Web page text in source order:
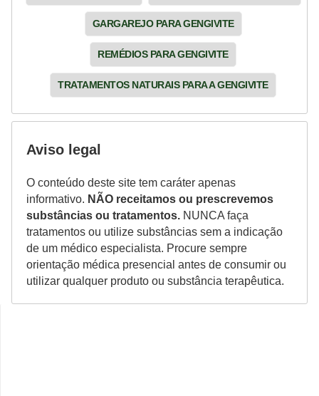
GARGAREJO PARA GENGIVITE
REMÉDIOS PARA GENGIVITE
TRATAMENTOS NATURAIS PARA A GENGIVITE
Aviso legal
O conteúdo deste site tem caráter apenas
informativo. NÃO receitamos ou prescrevemos
substâncias ou tratamentos. NUNCA faça
tratamentos ou utilize substâncias sem a indicação
de um médico especialista. Procure sempre
orientação médica presencial antes de consumir ou
utilizar qualquer produto ou substância terapêutica.